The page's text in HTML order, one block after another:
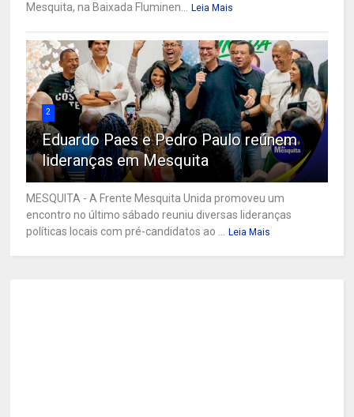
Mesquita, na Baixada Fluminen... Leia Mais
2
Eduardo Paes e Pedro Paulo reúnem
lideranças em Mesquita
MESQUITA - A Frente Mesquita Unida promoveu um
encontro no último sábado reuniu diversas lideranças
políticas locais com pré-candidatos ao ... Leia Mais